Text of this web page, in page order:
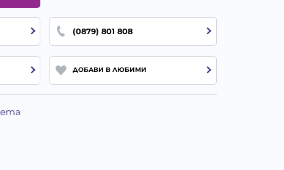
(0879) 801 808
ДОБАВИ В ЛЮБИМИ